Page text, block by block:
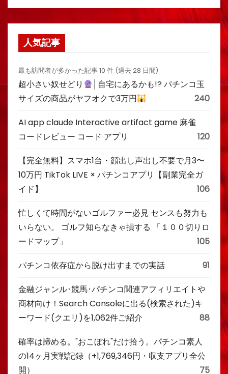
人気記事
最も訪問者が多かった記事 10 件 (過去 28 日間)
超小さい奴せどり
│自宅にあるかも!? パチンコ玉
サイズの商品がヤフオクで3万円
240
AI app claude Interactive artifact game 麻雀
コードレビュー コード アプリ
120
【完全無料】スマホ1台・顔出し声出し不要で月3〜
10万円 TikTok LIVE × パチンコアプリ【副業完全ガ
イド】
106
忙しくて時間がないゴルファー必見 センスも努力も
いらない。 ゴルフ知らなきゃ損する 「１００切りロ
ードマップ」
105
パチンコ依存症から脱け出すまでの実話 91
金融ジャンル･競馬･パチンコ関連アフィリエイトや
商材向け！Search Consoleに出る(検索された)キ
ーワード(クエリ)を1,062件ご紹介
88
確率は諦める。"おこぼれ"だけ拾う。パチンコ素人
の14ヶ月実戦記録（+1,769,346円・収支アプリ全公
開）
75